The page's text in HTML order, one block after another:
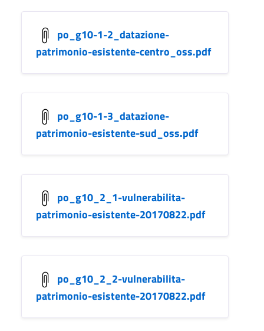
po_g10-1-2_datazione-
patrimonio-esistente-centro_oss.pdf
po_g10-1-3_datazione-
patrimonio-esistente-sud_oss.pdf
po_g10_2_1-vulnerabilita-
patrimonio-esistente-20170822.pdf
po_g10_2_2-vulnerabilita-
patrimonio-esistente-20170822.pdf